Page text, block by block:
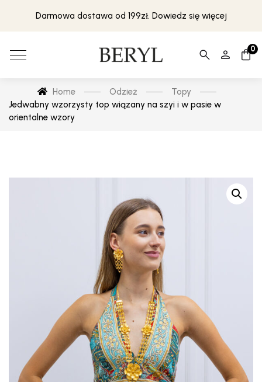
Darmowa dostawa od 199zł. Dowiedz się więcej
0
Home Odzież
Topy
Jedwabny wzorzysty top wiązany na szyi i w pasie w
orientalne wzory